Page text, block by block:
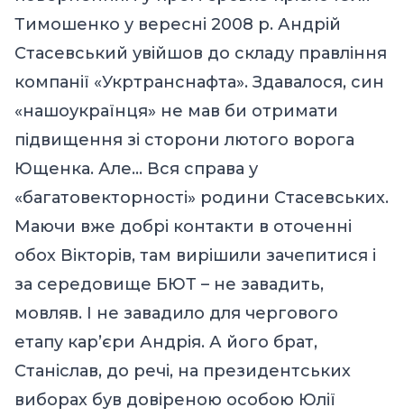
Тимошенко у вересні 2008 р. Андрій
Стасевський увійшов до складу правління
компанії «Укртранснафта». Здавалося, син
«нашоукраїнця» не мав би отримати
підвищення зі сторони лютого ворога
Ющенка. Але… Вся справа у
«багатовекторності» родини Стасевських.
Маючи вже добрі контакти в оточенні
обох Вікторів, там вирішили зачепитися і
за середовище БЮТ – не завадить,
мовляв. І не завадило для чергового
етапу кар’єри Андрія. А його брат,
Станіслав, до речі, на президентських
виборах був довіреною особою Юлії